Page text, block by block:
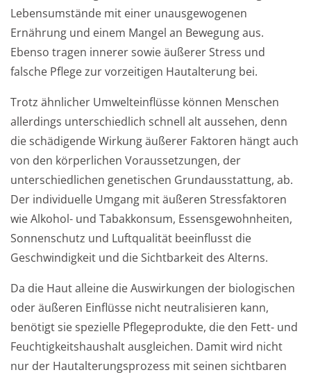
Lebensumstände mit einer unausgewogenen
Ernährung und einem Mangel an Bewegung aus.
Ebenso tragen innerer sowie äußerer Stress und
falsche Pflege zur vorzeitigen Hautalterung bei.
Trotz ähnlicher Umwelteinflüsse können Menschen
allerdings unterschiedlich schnell alt aussehen, denn
die schädigende Wirkung äußerer Faktoren hängt auch
von den körperlichen Voraussetzungen, der
unterschiedlichen genetischen Grundausstattung, ab.
Der individuelle Umgang mit äußeren Stressfaktoren
wie Alkohol- und Tabakkonsum, Essensgewohnheiten,
Sonnenschutz und Luftqualität beeinflusst die
Geschwindigkeit und die Sichtbarkeit des Alterns.
Da die Haut alleine die Auswirkungen der biologischen
oder äußeren Einflüsse nicht neutralisieren kann,
benötigt sie spezielle Pflegeprodukte, die den Fett- und
Feuchtigkeitshaushalt ausgleichen. Damit wird nicht
nur der Hautalterungsprozess mit seinen sichtbaren